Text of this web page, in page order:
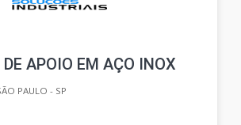
DE APOIO EM AÇO INOX
PAULO - SP